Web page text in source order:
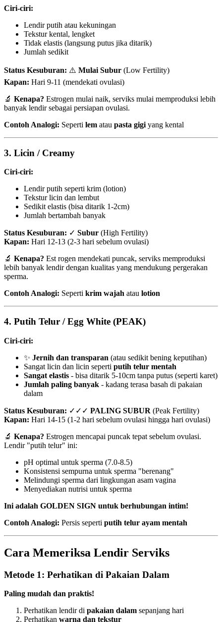
Ciri-ciri:
Lendir putih atau kekuningan
Tekstur kental, lengket
Tidak elastis (langsung putus jika ditarik)
Jumlah sedikit
Status Kesuburan: ⚠️ Mulai Subur (Low Fertility)
Kapan: Hari 9-11 (mendekati ovulasi)
🔬 Kenapa? Estrogen mulai naik, serviks mulai memproduksi lebih
banyak lendir sebagai persiapan ovulasi.
Contoh Analogi: Seperti lem atau pasta gigi yang kental
3. Licin / Creamy
Ciri-ciri:
Lendir putih seperti krim (lotion)
Tekstur licin dan lembut
Sedikit elastis (bisa ditarik 1-2cm)
Jumlah bertambah banyak
Status Kesuburan: ✓ Subur (High Fertility)
Kapan: Hari 12-13 (2-3 hari sebelum ovulasi)
🔬 Kenapa? Est rogen mendekati puncak, serviks memproduksi
lebih banyak lendir dengan kualitas yang mendukung pergerakan
sperma.
Contoh Analogi: Seperti krim wajah atau lotion
4. Putih Telur / Egg White (PEAK)
Ciri-ciri:
✨ Jernih dan transparan (atau sedikit bening keputihan)
Sangat licin dan licin seperti putih telur mentah
Sangat elastis - bisa ditarik 5-10cm tanpa putus (seperti karet)
Jumlah paling banyak - kadang terasa basah di pakaian
dalam
Status Kesuburan: ✓✓✓ PALING SUBUR (Peak Fertility)
Kapan: Hari 14-15 (1-2 hari sebelum ovulasi hingga hari ovulasi)
🔬 Kenapa? Estrogen mencapai puncak tepat sebelum ovulasi.
Lendir "putih telur" ini:
pH optimal untuk sperma (7.0-8.5)
Konsistensi sempurna untuk sperma "berenang"
Melindungi sperma dari lingkungan asam vagina
Menyediakan nutrisi untuk sperma
Ini adalah GOLDEN SIGN untuk berhubungan intim!
Contoh Analogi: Persis seperti putih telur ayam mentah
Cara Memeriksa Lendir Serviks
Metode 1: Perhatikan di Pakaian Dalam
Paling mudah dan praktis!
Perhatikan lendir di pakaian dalam sepanjang hari
Perhatikan warna dan tekstur